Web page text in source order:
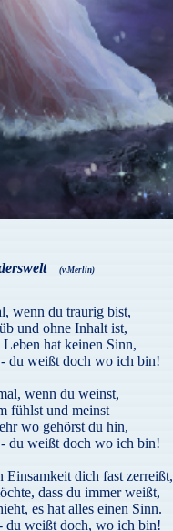
(v.Merlin)
wenn du traurig bist,
und ohne Inhalt ist,
hat keinen Sinn,
du weißt doch wo ich bin!
wenn du weinst,
fühlst und meinst
wo gehörst du hin,
du weißt doch wo ich bin!
Einsamkeit dich fast zerreißt,
dass du immer weißt,
es hat alles einen Sinn.
du weißt doch, wo ich bin!